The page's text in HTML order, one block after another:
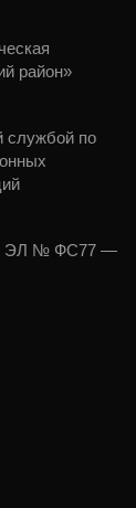
район»
службой по
ЭЛ № ФС77 —